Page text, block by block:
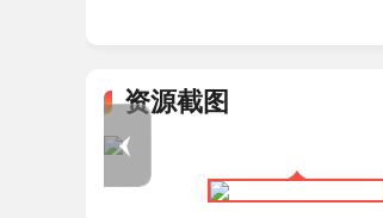
数字键6 – 无限觉醒/同步连携
数字键7 – 无限觉醒持续时间
资源截图